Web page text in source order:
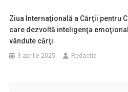
Ziua Internaţională a Cărţii pentru
care dezvoltă inteligenţa
vândute cărţi
3 aprilie 2025 Redactia